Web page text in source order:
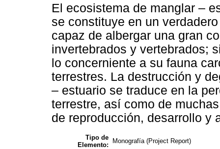
El ecosistema de manglar –
se constituye en un
capaz de albergar una gran
invertebrados y vertebrados;
lo concerniente a su fauna
terrestres. La destrucción y
– estuario se traduce en la
terrestre, así como de
de reproducción, desarrollo y
Tipo de
Elemento:
Monografía (Project Report)